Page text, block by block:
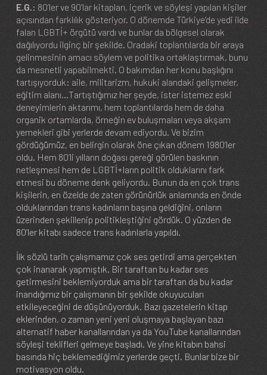
E.G.: 80’ler ve 90’lar kitapları, içerik ve söyleşi yapılan kişiler
açısından farklılık gösteriyor. O dönemde Türkiye’de yedi ilde
falan LGBTİ+ örgütü vardı ve bunlar da bölgesel olarak
dağılıyordu ilginç bir şekilde. Oradaki toplantılarda bir araya
gelinmesinin amacı söylem ve politika ortaklaştırmak, bunu
da mesnetli yapabilmekti. O bakımdan her konu başlığını
tartışıyorduk: aile, militarizm, hukuki alandaki gelişmeler,
eğitim alanı…Tartıştığımız her şeyde, ister istemez eski
deneyimlerin aktarımı, hem toplantılarda hem de daha
organik ortamlarda, örneğin ev buluşmaları veya akşam
yemekleri gibi yerlerde devam ediyordu. Ve bizim
gördüğümüz, en belirgin olarak öne çıkan dönem 1980’ler
oldu. Hem 80’li yılların doğası gereği görülen baskının
netleşmesi hem de LGBTİ+ların politik olduklarını fark
etmesi bu döneme denk geliyordu. Bunun da en çok trans
kişilerin, en özelde de zaten görünürlük anlamında en önde
olduklarından trans kadınların başına geldiğini, onların
üzerinden şekillenip politikleştiğini gördük. O yüzden de
80’ler kitabı sadece trans kadınlarla yapıldı.
İlk sözlü tarih çalışmamız çok ses getirdi ama gerçekten
çok inanarak yapmıştık. Bir taraftan bu kadar ses
getirmesini beklemiyorduk ama bir taraftan da bu kadar
inandığımız bir çalışmanın bir şekilde okuyucuları
etkileyeceğini de düşünüyorduk. Bazı gazetelerin kitap
eklerinden, o zaman yeni yeni oluşmaya başlayan bazı
alternatif haber kanallarından ya da YouTube kanallarından
söyleşi teklifleri gelmeye başladı. Ve yine kitabın bahsi
basında hiç beklemediğimiz yerlerde geçti. Bunlar bize bir
motivasyon oldu.